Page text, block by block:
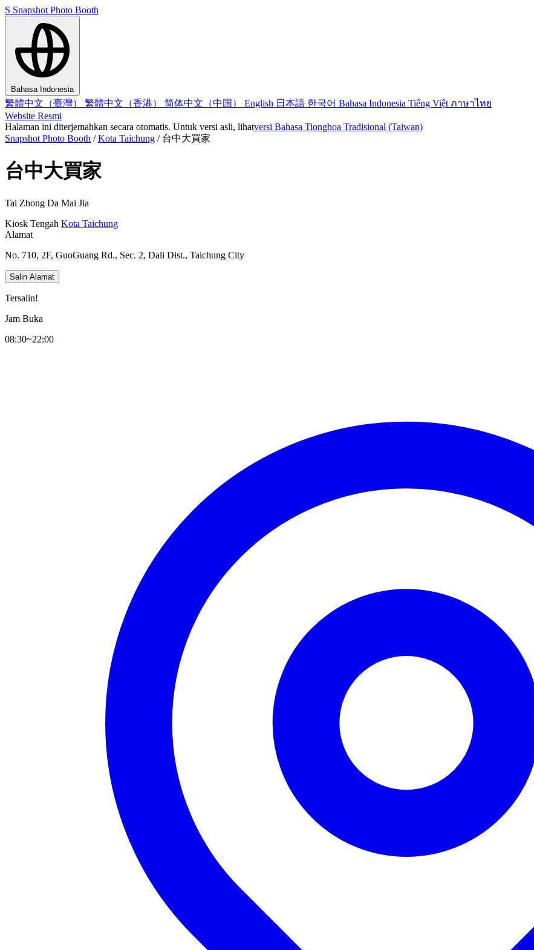
S Snapshot Photo Booth
Bahasa Indonesia
繁體中文（臺灣） 繁體中文（香港） 简体中文（中国） English 日本語 한국어 Bahasa Indonesia Tiếng Việt ภาษาไทย
Website Resmi
Halaman ini diterjemahkan secara otomatis. Untuk versi asli, lihatversi Bahasa Tionghoa Tradisional (Taiwan)
Snapshot Photo Booth / Kota Taichung / 台中大買家
台中大買家
Tai Zhong Da Mai Jia
Kiosk Tengah Kota Taichung
Alamat
No. 710, 2F, GuoGuang Rd., Sec. 2, Dali Dist., Taichung City
Salin Alamat
Tersalin!
Jam Buka
08:30~22:00